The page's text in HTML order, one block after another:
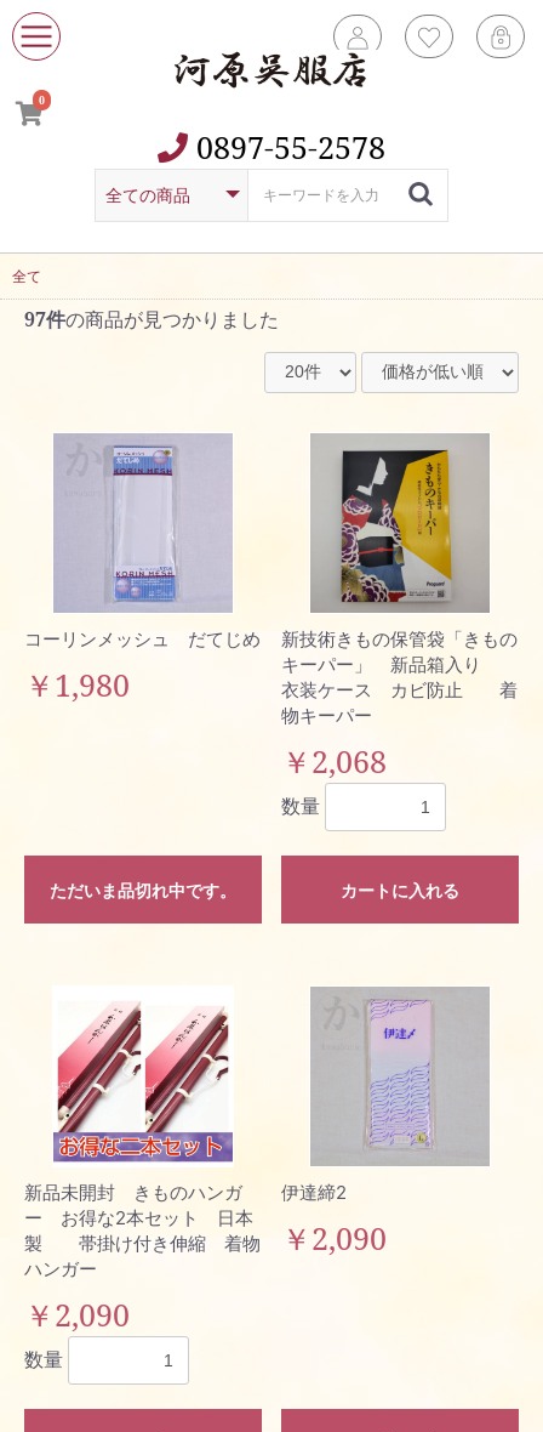
0897-55-2578
0
全て
97件の商品が見つかりました
コーリンメッシュ だてじめ
￥1,980
ただいま品切れ中です。
新技術きもの保管袋「きもの
キーパー」 新品箱入り
衣装ケース カビ防止 着
物キーパー
￥2,068
数量
カートに入れる
新品未開封 きものハンガ
ー お得な2本セット 日本
製 帯掛け付き伸縮 着物
ハンガー
￥2,090
数量
伊達締2
￥2,090